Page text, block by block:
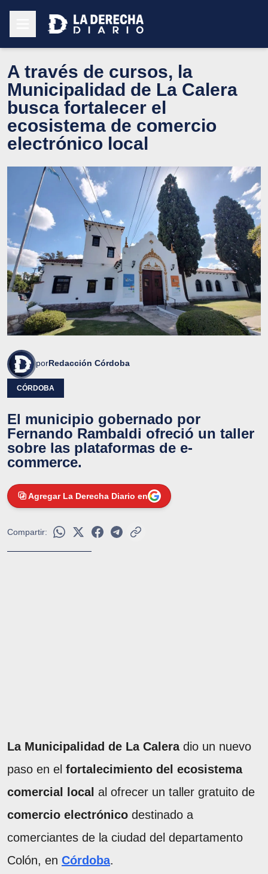
A través de cursos, la
Municipalidad de La Calera
busca fortalecer el
ecosistema de comercio
electrónico local
porRedacción Córdoba
CÓRDOBA
El municipio gobernado por
Fernando Rambaldi ofreció un taller
sobre las plataformas de e-
commerce.
Agregar La Derecha Diario en
Compartir:
La Municipalidad de La Caleradio un nuevo
paso en el fortalecimiento del ecosistema
comercial local al ofrecer un taller gratuito de
comercio electrónico destinado a
comerciantes de la ciudad del departamento
Colón, en Córdoba.